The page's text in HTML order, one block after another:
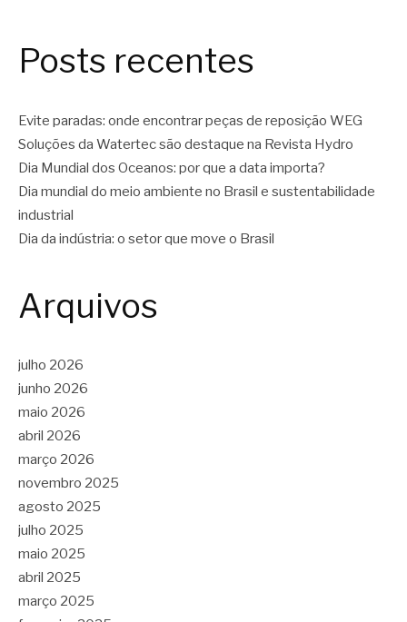
Posts recentes
Evite paradas: onde encontrar peças de reposição WEG
Soluções da Watertec são destaque na Revista Hydro
Dia Mundial dos Oceanos: por que a data importa?
Dia mundial do meio ambiente no Brasil e sustentabilidade
industrial
Dia da indústria: o setor que move o Brasil
Arquivos
julho 2026
junho 2026
maio 2026
abril 2026
março 2026
novembro 2025
agosto 2025
julho 2025
maio 2025
abril 2025
março 2025